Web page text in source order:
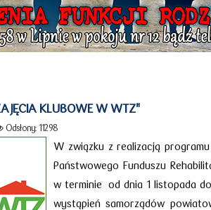
KLUBOWE W WTZ"
Odsłony: 11298
W związku z realizacją
Państwowego Funduszu
w terminie od dnia 1 listopada
wystąpień samorządów